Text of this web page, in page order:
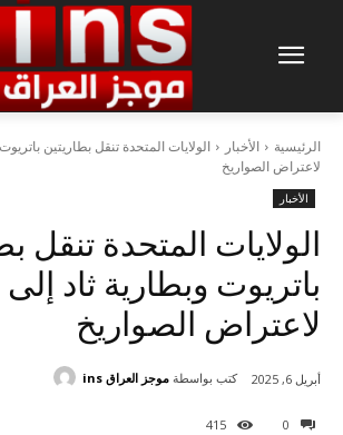
الرئيسية الأخبار
الولايات المتحدة تنقل بطاريتين
لاعتراض الصواريخ
الأخبار
الولايات المتحدة تنقل
باتريوت وبطارية ثاد
لاعتراض الصواريخ
0
415
أبريل 6, 2025 كتب بواسطة موجز العراق ins